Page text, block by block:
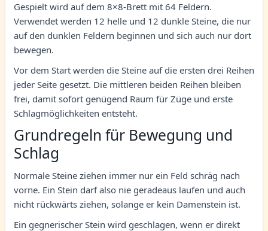
Gespielt wird auf dem 8×8-Brett mit 64 Feldern.
Verwendet werden 12 helle und 12 dunkle Steine, die nur
auf den dunklen Feldern beginnen und sich auch nur dort
bewegen.
Vor dem Start werden die Steine auf die ersten drei Reihen
jeder Seite gesetzt. Die mittleren beiden Reihen bleiben
frei, damit sofort genügend Raum für Züge und erste
Schlagmöglichkeiten entsteht.
Grundregeln für Bewegung und
Schlag
Normale Steine ziehen immer nur ein Feld schräg nach
vorne. Ein Stein darf also nie geradeaus laufen und auch
nicht rückwärts ziehen, solange er kein Damenstein ist.
Ein gegnerischer Stein wird geschlagen, wenn er direkt